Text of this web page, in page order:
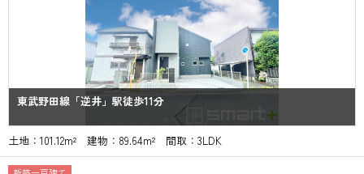
東武野田線「逆井」駅徒歩11分
土地：101.12m² 建物：89.64m² 間取：3LDK